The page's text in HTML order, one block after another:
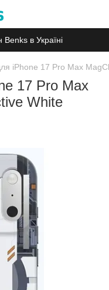
в Україні
iPhone 17 Pro Max
17 Pro Max
White